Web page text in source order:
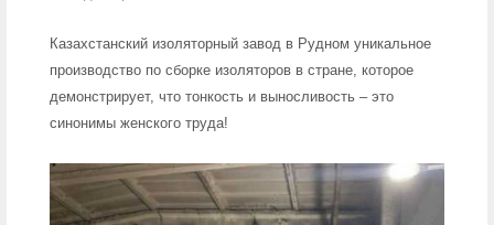
Казахстанский изоляторный завод в Рудном уникальное
производство по сборке изоляторов в стране, которое
демонстрирует, что тонкость и выносливость – это
синонимы женского труда!